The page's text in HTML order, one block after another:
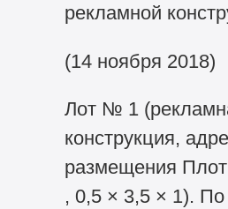
рекламной
(14 ноября 2018)
Лот № 1
конструкция,
размещения
, 0,5 × 3,5 × 1).